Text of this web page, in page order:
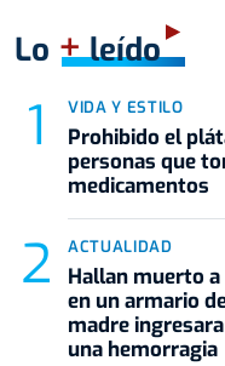
Lo +leído
VIDA Y ESTILO
Prohibido el
personas que
medicamentos
ACTUALIDAD
Hallan muerto a
en un armario
madre
una hemorragia